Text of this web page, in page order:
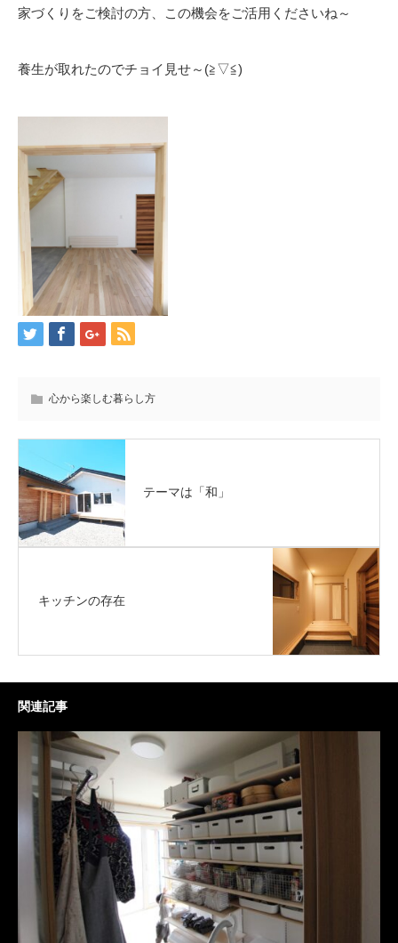
家づくりをご検討の方、この機会をご活用くださいね～
養生が取れたのでチョイ見せ～(≧▽≦)
心から楽しむ暮らし方
テーマは「和」
キッチンの存在
関連記事